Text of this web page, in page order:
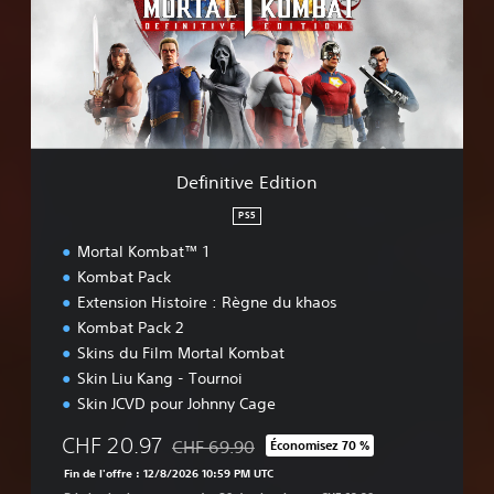
d
Definitive Edition
PS5
Mortal Kombat™ 1
Kombat Pack
Extension Histoire : Règne du khaos
Kombat Pack 2
Skins du Film Mortal Kombat
Skin Liu Kang - Tournoi
Skin JCVD pour Johnny Cage
CHF 20.97 Remise par rapport au prix d'origine de
CHF 69.90 Économisez 70 %
Fin de l'offre : 12/8/2026 10:59 PM UTC